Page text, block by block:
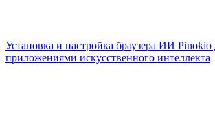
Установка и настройка браузера ИИ Pinokio
приложениями искусственного интеллекта